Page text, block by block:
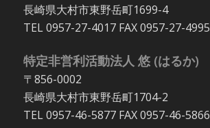
長崎県大村市東野岳町1699-4
TEL 0957-27-4017 FAX 0957-27-4995
特定非営利活動法人 悠 (はるか)
〒856-0002
長崎県大村市東野岳町1704-2
TEL 0957-46-5877 FAX 0957-46-5866